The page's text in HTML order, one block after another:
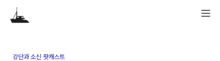
강단과 소신 팟캐스트